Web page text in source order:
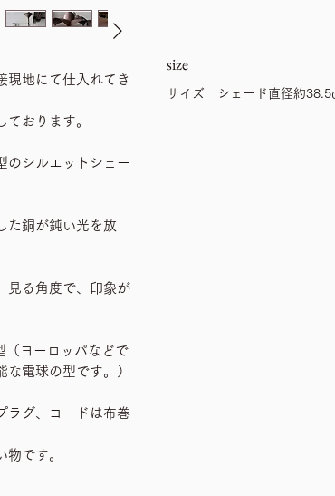
現地にて仕入れてき
おります。
のシルエットシェー
た銅が鈍い光を放
見る角度で、印象が
（ヨーロッパなどで
電球の型です。）
ラグ、コードは布巻
です。
size
サイズ シェード直径約38.5